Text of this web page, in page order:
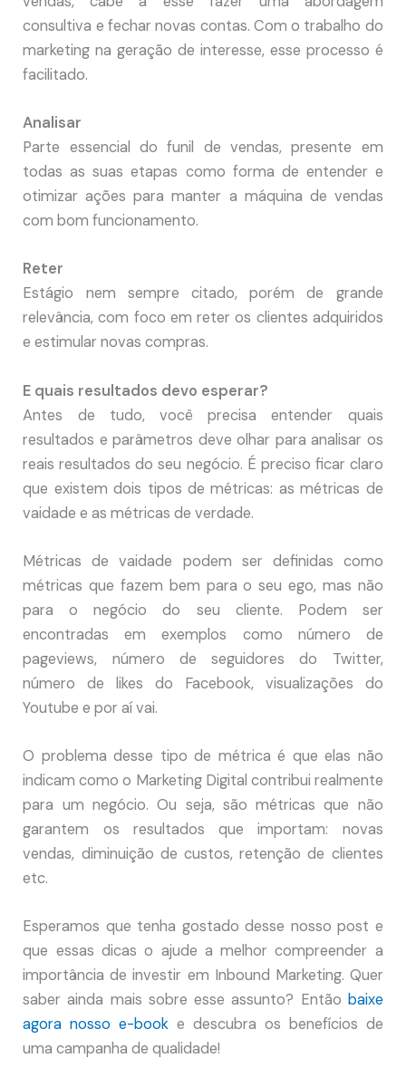
consultiva e fechar novas contas. Com o trabalho do
marketing na geração de interesse, esse processo é
facilitado.
Analisar
Parte essencial do funil de vendas, presente em
todas as suas etapas como forma de entender e
otimizar ações para manter a máquina de vendas
com bom funcionamento.
Reter
Estágio nem sempre citado, porém de grande
relevância, com foco em reter os clientes adquiridos
e estimular novas compras.
E quais resultados devo esperar?
Antes de tudo, você precisa entender quais
resultados e parâmetros deve olhar para analisar os
reais resultados do seu negócio. É preciso ficar claro
que existem dois tipos de métricas: as métricas de
vaidade e as métricas de verdade.
Métricas de vaidade podem ser definidas como
métricas que fazem bem para o seu ego, mas não
para o negócio do seu cliente. Podem ser
encontradas em exemplos como número de
pageviews, número de seguidores do Twitter,
número de likes do Facebook, visualizações do
Youtube e por aí vai.
O problema desse tipo de métrica é que elas não
indicam como o Marketing Digital contribui realmente
para um negócio. Ou seja, são métricas que não
garantem os resultados que importam: novas
vendas, diminuição de custos, retenção de clientes
etc.
Esperamos que tenha gostado desse nosso post e
que essas dicas o ajude a melhor compreender a
importância de investir em Inbound Marketing. Quer
saber ainda mais sobre esse assunto? Então baixe
agora nosso e-book e descubra os benefícios de
uma campanha de qualidade!